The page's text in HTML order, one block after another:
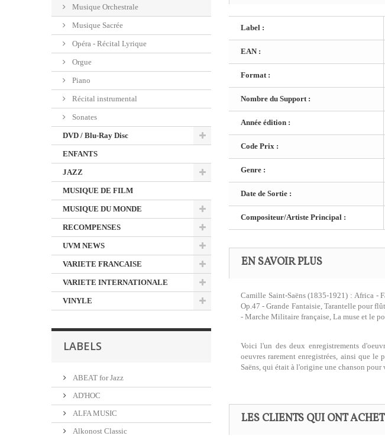
Musique Orchestrale
Musique Sacrée
Opéra - Récital Lyrique
Orgue
Piano
Récital instrumental
Sonates
DVD / Blu-Ray Disc
ENFANTS
JAZZ
MUSIQUE DE FILM
MUSIQUE DU MONDE
RECOMPENSES
UVM NEWS
VARIETE FRANCAISE
VARIETE INTERNATIONALE
VINYLE
LABELS
ABEAT for Jazz
AD'HOC
ALFA MUSIC
Alkonost Classic
Label :
EAN :
Format :
Nombre du Support :
Année édition :
Code Prix :
Genre :
Date de Sortie :
Compositeur/Artiste Principal :
EN SAVOIR PLUS
Camille Saint-Saëns (1835-1921) : Africa -
Op.47 - Grande Fantaisie, Tarantelle pour
- Marche Militaire française, La muse et le
Voici l'un des deux enregistrements
oeuvres rarement enregistrées, ainsi que le
Saëns, qui était à l'origine une chanson
LES CLIENTS QUI ONT